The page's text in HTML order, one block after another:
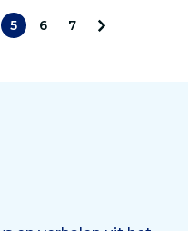
5 6
7